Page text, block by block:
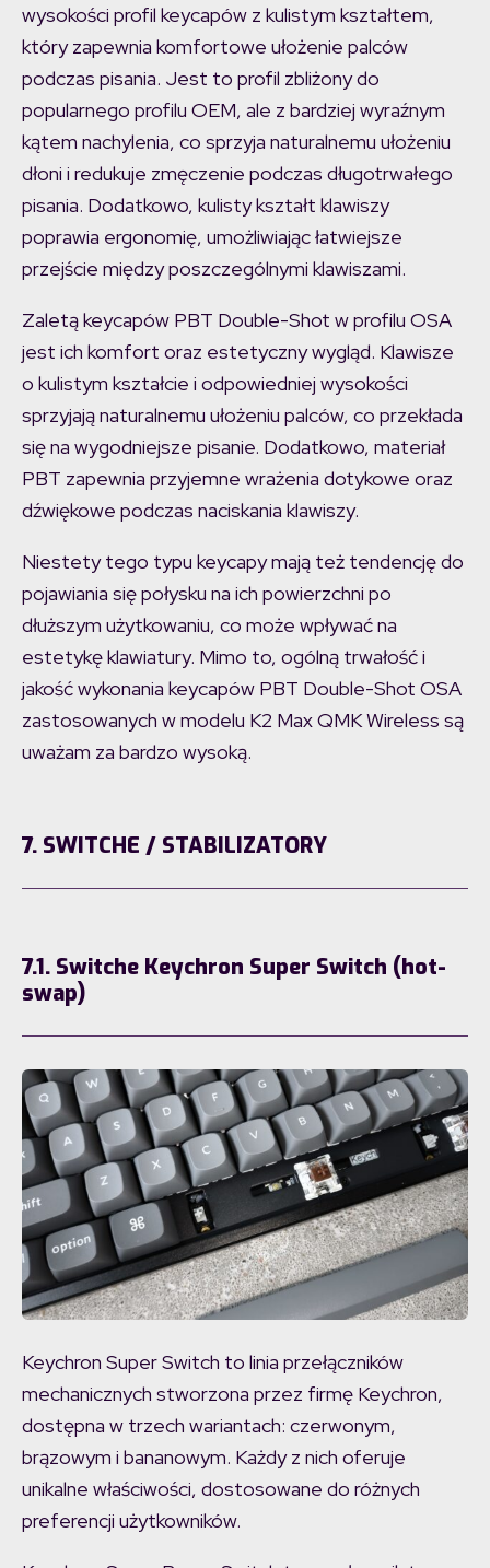
wysokości profil keycapów z kulistym kształtem,
który zapewnia komfortowe ułożenie palców
podczas pisania. Jest to profil zbliżony do
popularnego profilu OEM, ale z bardziej wyraźnym
kątem nachylenia, co sprzyja naturalnemu ułożeniu
dłoni i redukuje zmęczenie podczas długotrwałego
pisania. Dodatkowo, kulisty kształt klawiszy
poprawia ergonomię, umożliwiając łatwiejsze
przejście między poszczególnymi klawiszami.
Zaletą keycapów PBT Double-Shot w profilu OSA
jest ich komfort oraz estetyczny wygląd. Klawisze
o kulistym kształcie i odpowiedniej wysokości
sprzyjają naturalnemu ułożeniu palców, co przekłada
się na wygodniejsze pisanie. Dodatkowo, materiał
PBT zapewnia przyjemne wrażenia dotykowe oraz
dźwiękowe podczas naciskania klawiszy.
Niestety tego typu keycapy mają też tendencję do
pojawiania się połysku na ich powierzchni po
dłuższym użytkowaniu, co może wpływać na
estetykę klawiatury. Mimo to, ogólną trwałość i
jakość wykonania keycapów PBT Double-Shot OSA
zastosowanych w modelu K2 Max QMK Wireless są
uważam za bardzo wysoką.
7. SWITCHE / STABILIZATORY
7.1. Switche Keychron Super Switch (hot-
swap)
Keychron Super Switch to linia przełączników
mechanicznych stworzona przez firmę Keychron,
dostępna w trzech wariantach: czerwonym,
brązowym i bananowym. Każdy z nich oferuje
unikalne właściwości, dostosowane do różnych
preferencji użytkowników.